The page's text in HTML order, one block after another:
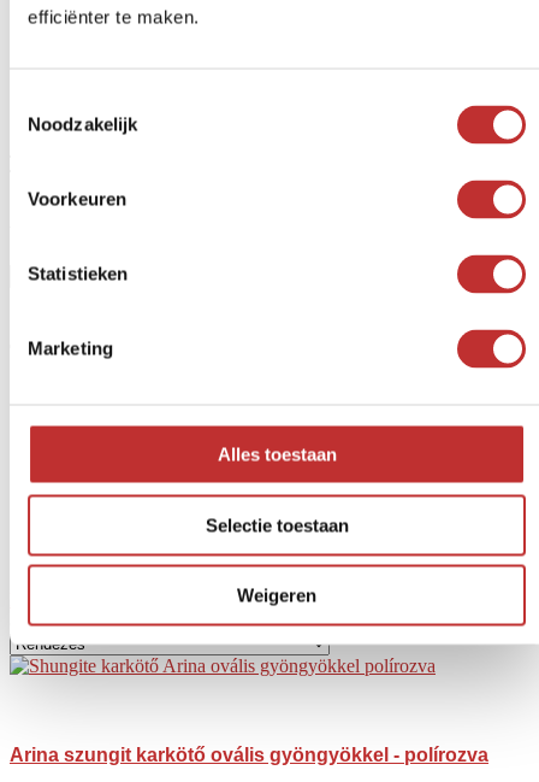
efficiënter te maken.
Noodzakelijk
Voorkeuren
Statistieken
Marketing
Alles toestaan
Selectie toestaan
Weigeren
Termékkategóriák
Izzók
Kockák
Csempe
81 termék találtunk
Arina szungit karkötő ovális gyöngyökkel - polírozva